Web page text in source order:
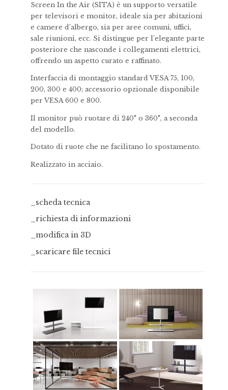
Screen In the Air (SITA) è un supporto versatile
per televisori e monitor, ideale sia per abitazioni
e camere d’albergo, sia per aree comuni, uffici,
sale riunioni, ecc. Si distingue per l’elegante parte
posteriore che nasconde i collegamenti elettrici,
offrendo un aspetto curato e raffinato.
Interfaccia di montaggio standard VESA 75, 100,
200, 300 e 400; accessorio opzionale disponibile
per VESA 600 e 800.
Il monitor può ruotare di 240° o 360°, a seconda
del modello.
Dotato di ruote che ne facilitano lo spostamento.
Realizzato in acciaio.
_scheda tecnica
_richiesta di informazioni
_modifica in 3D
_scaricare file tecnici